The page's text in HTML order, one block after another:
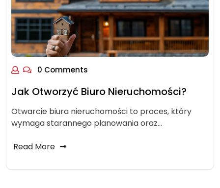
0 Comments
Jak Otworzyć Biuro Nieruchomości?
Otwarcie biura nieruchomości to proces, który
wymaga starannego planowania oraz…
Read More